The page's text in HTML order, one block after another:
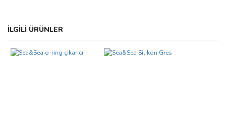
Bu ürünün fiyat bilgisi, resim, ürün açıklamalarında ve diğer
konularda yetersiz gördüğünüz noktaları öneri formunu kullanarak
Görüş ve önerileriniz için teşekkür ederiz.
İLGİLİ ÜRÜNLER